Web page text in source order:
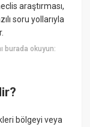
araştırması,
soru yollarıyla
burada okuyun:
bölgeyi veya